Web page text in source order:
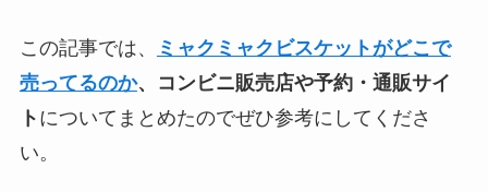
この記事では、
ミャクミャクビスケットがどこで
売ってるのか、コンビニ販売店や予約・通販サイ
ト についてまとめたのでぜひ参考にしてくださ
い。